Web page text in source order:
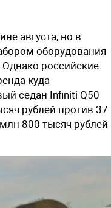
августа, но в
оборудования
российские
куда
седан Infiniti Q50
рублей против 37
800 тысяч рублей